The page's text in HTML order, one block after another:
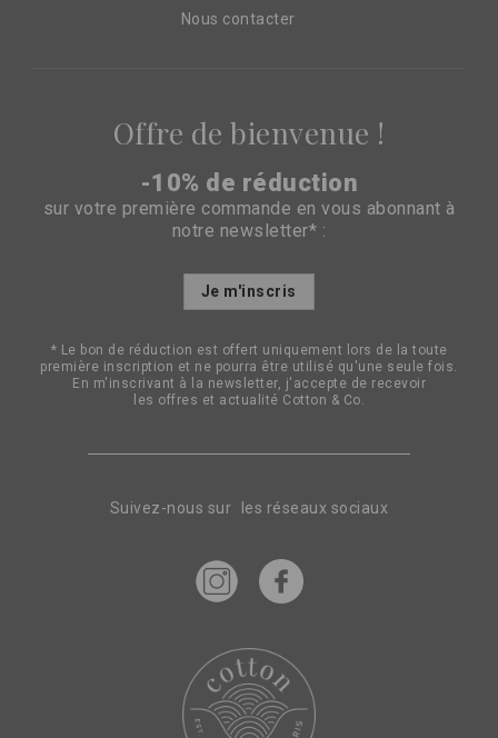
Nous contacter
Suivez-nous sur les réseaux sociaux
Offre de bienvenue !
-10% de réduction
sur votre première commande en vous abonnant à
notre newsletter* :
Inscription
d’information
:
Je m'inscris
* Le bon de réduction est offert uniquement lors de la toute
première inscription et ne pourra être utilisé qu'une seule fois.
En m'inscrivant à la newsletter, j'accepte de recevoir
les offres et actualité Cotton & Co.